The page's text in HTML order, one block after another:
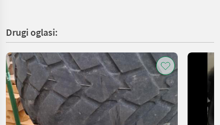
Drugi oglasi: